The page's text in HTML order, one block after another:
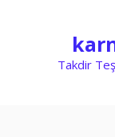
Takdir